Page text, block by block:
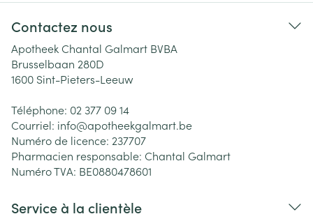
Contactez nous
Apotheek Chantal Galmart BVBA
Brusselbaan 280D
1600 Sint-Pieters-Leeuw
Téléphone: 02 377 09 14
Courriel: info@apotheekgalmart.be
Numéro de licence: 237707
Pharmacien responsable: Chantal Galmart
Numéro TVA: BE0880478601
Service à la clientèle